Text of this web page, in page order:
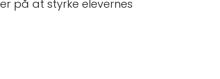
på at styrke elevernes